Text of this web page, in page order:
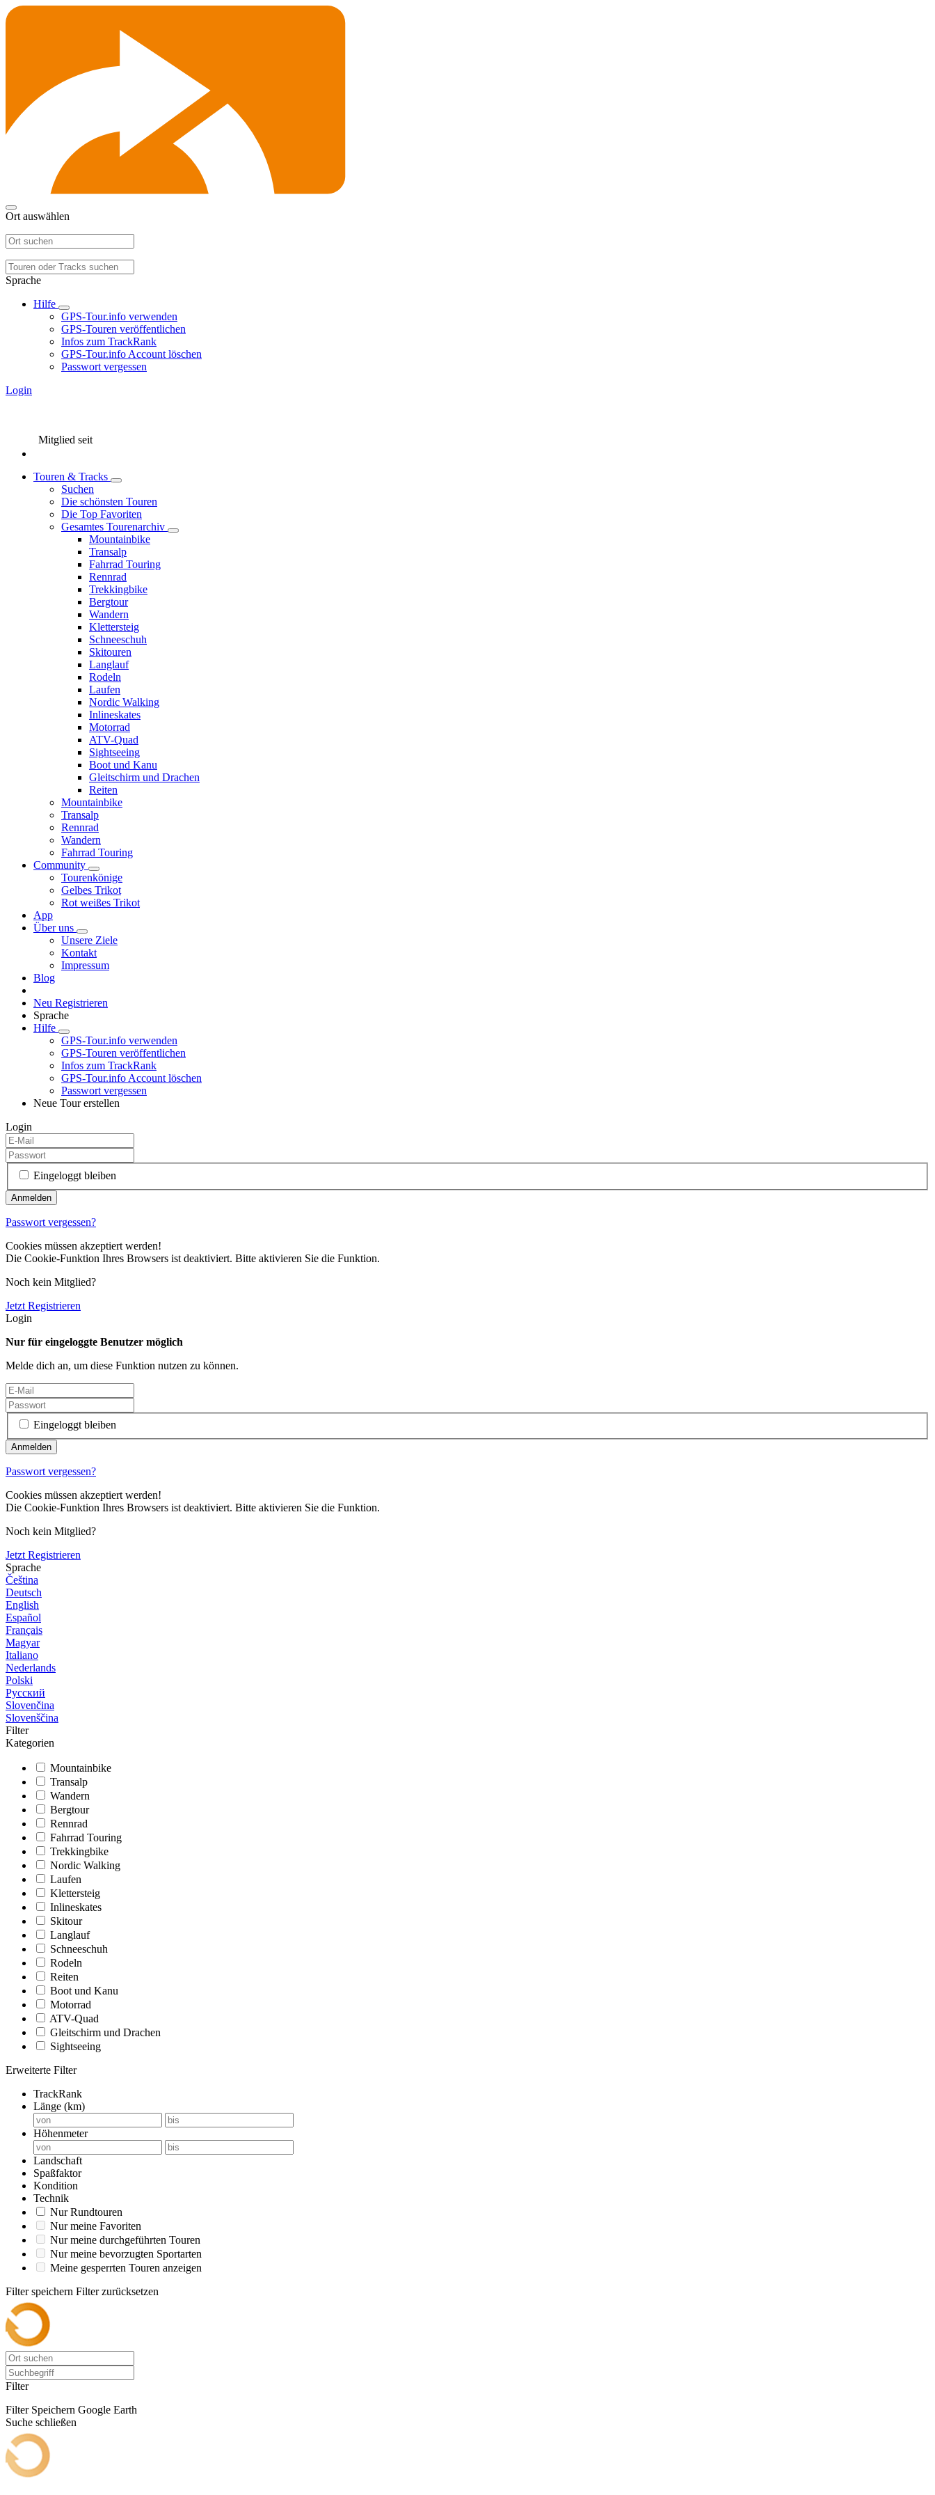
Ort auswählen
Sprache
Hilfe
GPS-Tour.info verwenden
GPS-Touren veröffentlichen
Infos zum TrackRank
GPS-Tour.info Account löschen
Passwort vergessen
Login
Mitglied seit
Touren & Tracks
Suchen
Die schönsten Touren
Die Top Favoriten
Gesamtes Tourenarchiv
Mountainbike
Transalp
Fahrrad Touring
Rennrad
Trekkingbike
Bergtour
Wandern
Klettersteig
Schneeschuh
Skitouren
Langlauf
Rodeln
Laufen
Nordic Walking
Inlineskates
Motorrad
ATV-Quad
Sightseeing
Boot und Kanu
Gleitschirm und Drachen
Reiten
Mountainbike
Transalp
Rennrad
Wandern
Fahrrad Touring
Community
Tourenkönige
Gelbes Trikot
Rot weißes Trikot
App
Über uns
Unsere Ziele
Kontakt
Impressum
Blog
Neu Registrieren
Sprache
Hilfe
GPS-Tour.info verwenden
GPS-Touren veröffentlichen
Infos zum TrackRank
GPS-Tour.info Account löschen
Passwort vergessen
Neue Tour erstellen
Login
Eingeloggt bleiben
Passwort vergessen?
Cookies müssen akzeptiert werden!
Die Cookie-Funktion Ihres Browsers ist deaktiviert. Bitte aktivieren Sie die Funktion.
Noch kein Mitglied?
Jetzt Registrieren
Login
Nur für eingeloggte Benutzer möglich
Melde dich an, um diese Funktion nutzen zu können.
Eingeloggt bleiben
Passwort vergessen?
Cookies müssen akzeptiert werden!
Die Cookie-Funktion Ihres Browsers ist deaktiviert. Bitte aktivieren Sie die Funktion.
Noch kein Mitglied?
Jetzt Registrieren
Sprache
Čeština
Deutsch
English
Español
Français
Magyar
Italiano
Nederlands
Polski
Русский
Slovenčina
Slovenščina
Filter
Kategorien
Mountainbike
Transalp
Wandern
Bergtour
Rennrad
Fahrrad Touring
Trekkingbike
Nordic Walking
Laufen
Klettersteig
Inlineskates
Skitour
Langlauf
Schneeschuh
Rodeln
Reiten
Boot und Kanu
Motorrad
ATV-Quad
Gleitschirm und Drachen
Sightseeing
Erweiterte Filter
TrackRank
Länge (km)
Höhenmeter
Landschaft
Spaßfaktor
Kondition
Technik
Nur Rundtouren
Nur meine Favoriten
Nur meine durchgeführten Touren
Nur meine bevorzugten Sportarten
Meine gesperrten Touren anzeigen
Filter speichern Filter zurücksetzen
Filter
Filter Speichern Google Earth
Suche schließen